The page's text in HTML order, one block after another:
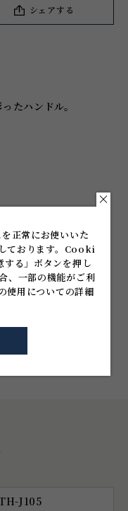
シェアする
たハンドル。
、原則的に代品交換
製品の取付面と相手
ださい。
J105
正常にお使いいた
おります。 Cooki
する」ボタンを押し
、一部の機能がご利
用についての詳細